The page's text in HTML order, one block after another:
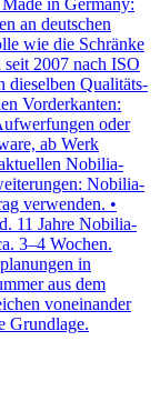
in Germany:
an deutschen
wie die Schränke
2007 nach ISO
dieselben Qualitäts-
Vorderkanten:
oder
ab Werk
Nobilia-
Nobilia-
verwenden. •
11 Jahre Nobilia-
3–4 Wochen.
in
aus dem
voneinander
Grundlage.